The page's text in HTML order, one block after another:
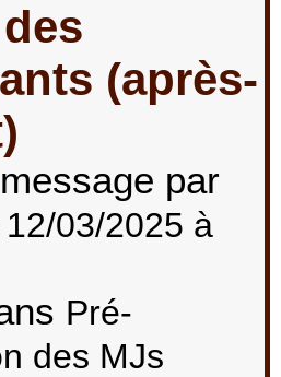
(après-
par
12/03/2025 à
Pré-
des MJs